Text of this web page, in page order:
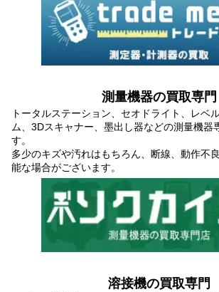
測量機器の買取専門
トータルステーション、セオドライト、レベ
ム、3Dスキャナー、墨出し器などの測量機器
す。
多少のキズや汚れはもちろん、断線、動作不
能な場合がございます。
溶接機の買取専門